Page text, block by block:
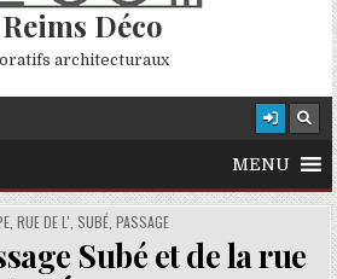
Déco
architecturaux
MENU
IN
RUE DE L' SUBÉ, PASSAGE
Subé et de la rue